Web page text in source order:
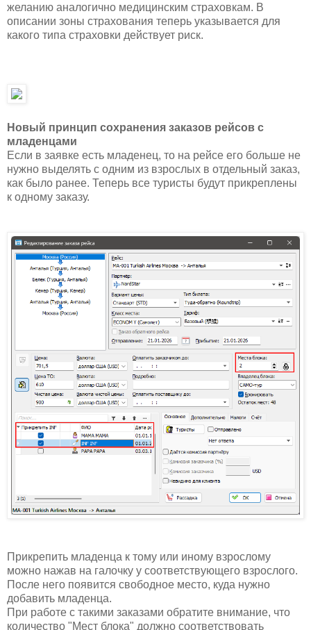
желанию аналогично медицинским страховкам. В
описании зоны страхования теперь указывается для
какого типа страховки действует риск.
Новый принцип сохранения заказов рейсов с
младенцами
Если в заявке есть младенец, то на рейсе его больше не
нужно выделять с одним из взрослых в отдельный заказ,
как было ранее. Теперь все туристы будут прикреплены
к одному заказу.
Прикрепить младенца к тому или иному взрослому
можно нажав на галочку у соответствующего взрослого.
После него появится свободное место, куда нужно
добавить младенца.
При работе с такими заказами обратите внимание, что
количество "Мест блока" должно соответствовать